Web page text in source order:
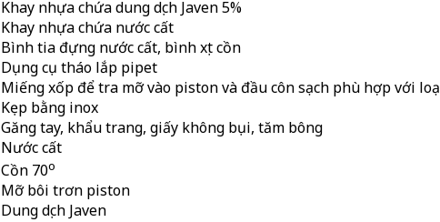
Khay nhựa chứa dung dịch Javen 5%
Khay nhựa chứa nước cất
Bình tia đựng nước cất, bình xịt cồn
Dụng cụ tháo lắp pipet
Miếng xốp để tra mỡ vào piston và đầu côn sạch phù hợp với
Kẹp bằng inox
Găng tay, khẩu trang, giấy không bụi, tăm bông
Nước cất
Cồn 70o
Mỡ bôi trơn piston
Dung dịch Javen